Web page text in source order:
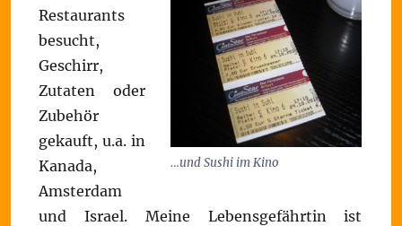
…und Sushi im Kino
Restaurants
besucht,
Geschirr,
Zutaten oder
Zubehör
gekauft, u.a. in
Kanada,
Amsterdam
und Israel. Meine Lebensgefährtin ist